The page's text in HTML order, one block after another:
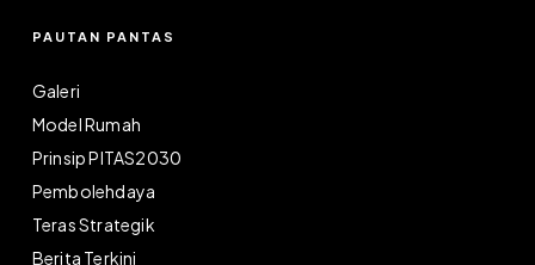
PAUTAN PANTAS
Galeri
Model Rumah
Prinsip PITAS2030
Pembolehdaya
Teras Strategik
Berita Terkini